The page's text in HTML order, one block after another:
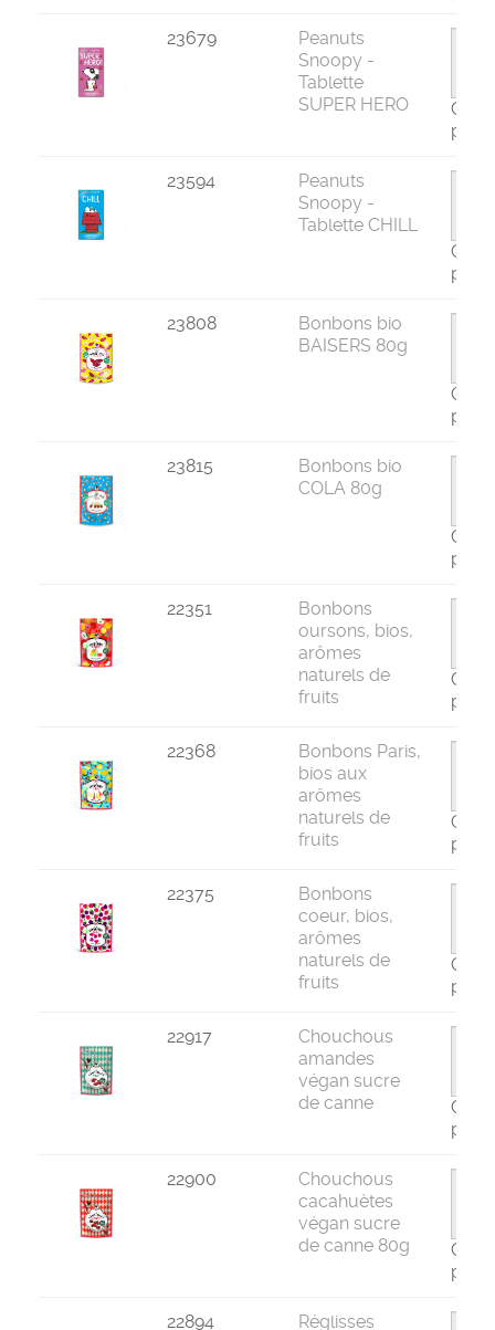
23679
Peanuts
Snoopy -
Tablette
SUPER HERO
par
23594
Peanuts
Snoopy -
Tablette CHILL
par
23808
Bonbons bio
BAISERS 80g
par
23815
Bonbons bio
COLA 80g
par
22351
Bonbons
oursons, bios,
arômes
naturels de
fruits
par
22368
Bonbons Paris,
bios aux
arômes
naturels de
fruits
par
22375
Bonbons
coeur, bios,
arômes
naturels de
fruits
par
22917
Chouchous
amandes
végan sucre
de canne
par
22900
Chouchous
cacahuètes
végan sucre
de canne 80g
par
22894 Réglisses